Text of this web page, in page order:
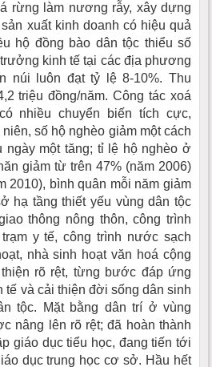
rừng làm nương rẫy, xây dựng
xuất kinh doanh có hiệu quả
hộ đồng bào dân tộc thiểu số
kinh tế tại các địa phương
núi luôn đạt tỷ lệ 8-10%. Thu
triệu đồng/năm. Công tác xoá
nhiều chuyển biến tích cực,
số hộ nghèo giảm một cách
ngày một tăng; tỉ lệ hộ nghèo ở
giảm từ trên 47% (năm 2006)
2010), bình quân mỗi năm giảm
hạ tầng thiết yếu vùng dân tộc
thông nông thôn, công trình
y tế, công trình nước sạch
nhà sinh hoạt văn hoá cộng
rõ rệt, từng bước đáp ứng
tế và cải thiện đời sống dân sinh
tộc. Mặt bằng dân trí ở vùng
nâng lên rõ rệt; đã hoàn thành
giáo dục tiểu học, đang tiến tới
dục trung học cơ sở. Hầu hết